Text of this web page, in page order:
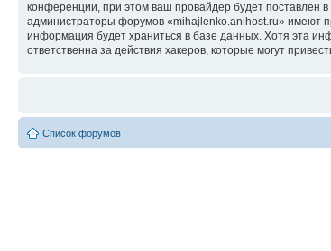
конференции, при этом ваш провайдер будет поставлен
администраторы форумов «mihajlenko.anihost.ru» имеют
информация будет храниться в базе данных. Хотя эта
ответственна за действия хакеров, которые могут
Список форумов